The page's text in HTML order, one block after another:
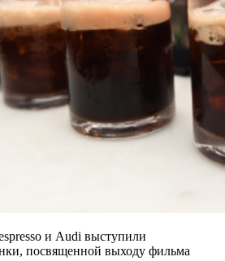
и Audi выступили
посвященной выходу фильма